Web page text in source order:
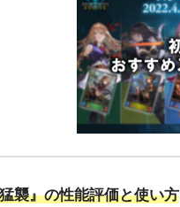
襲』の性能評価と使い方